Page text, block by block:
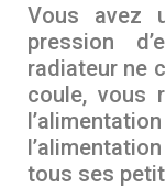
Vous avez
pression
radiateur ne
coule, vous
tous ses